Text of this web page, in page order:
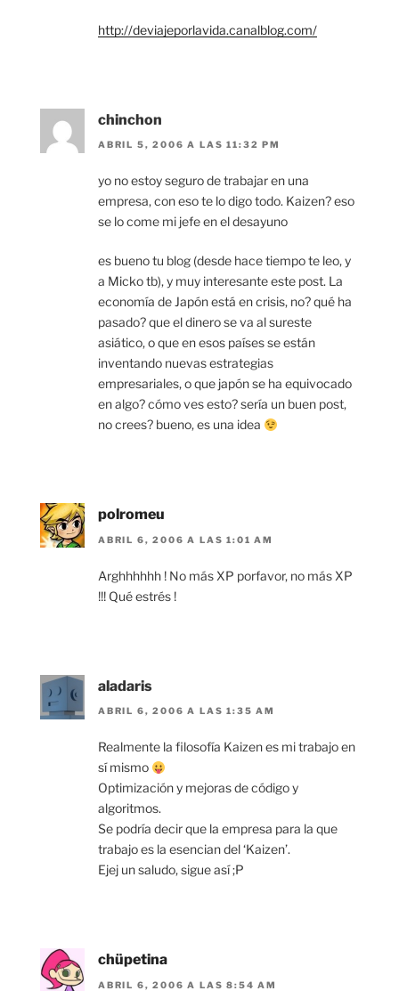
http://deviajeporlavida.canalblog.com/
chinchon
ABRIL 5, 2006 A LAS 11:32 PM
yo no estoy seguro de trabajar en una
empresa, con eso te lo digo todo. Kaizen? eso
se lo come mi jefe en el desayuno
es bueno tu blog (desde hace tiempo te leo, y
a Micko tb), y muy interesante este post. La
economía de Japón está en crisis, no? qué ha
pasado? que el dinero se va al sureste
asiático, o que en esos países se están
inventando nuevas estrategias
empresariales, o que japón se ha equivocado
en algo? cómo ves esto? sería un buen post,
no crees? bueno, es una idea
polromeu
ABRIL 6, 2006 A LAS 1:01 AM
Arghhhhhh ! No más XP porfavor, no más XP
!!! Qué estrés !
aladaris
ABRIL 6, 2006 A LAS 1:35 AM
Realmente la filosofía Kaizen es mi trabajo en
sí mismo
Optimización y mejoras de código y
algoritmos.
Se podría decir que la empresa para la que
trabajo es la esencian del ‘Kaizen’.
Ejej un saludo, sigue así ;P
chüpetina
ABRIL 6, 2006 A LAS 8:54 AM